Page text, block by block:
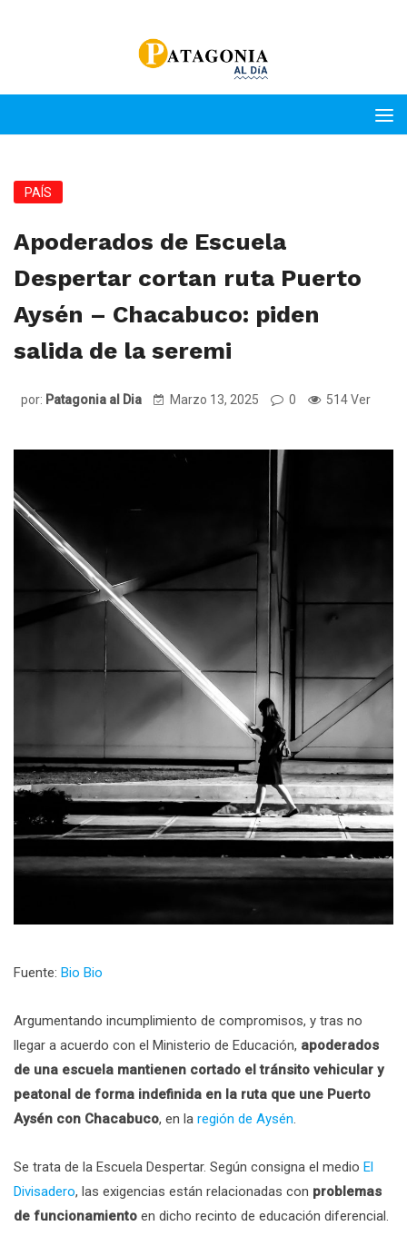
PAÍS
Apoderados de Escuela
Despertar cortan ruta Puerto
Aysén – Chacabuco: piden
salida de la seremi
por: Patagonia al Dia Marzo 13, 2025 0 514 Ver
Fuente: Bio Bio
Argumentando incumplimiento de compromisos, y tras no
llegar a acuerdo con el Ministerio de Educación, apoderados
de una escuela mantienen cortado el tránsito vehicular y
peatonal de forma indefinida en la ruta que une Puerto
Aysén con Chacabuco, en la región de Aysén
Se trata de la Escuela Despertar. Según consigna el medio El
Divisadero, las exigencias están relacionadas con problemas
de funcionamiento en dicho recinto de educación diferencial.